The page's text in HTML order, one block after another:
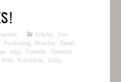
!
Articles
Jeux
Awakening Bouclier Breath
luigi Natendo
Nintendo
,Wild Xenoblade Zelda